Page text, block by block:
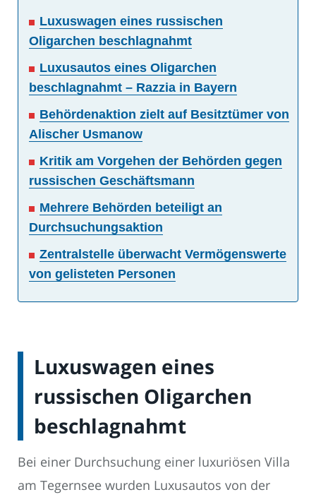
Luxuswagen eines russischen
Oligarchen beschlagnahmt
Luxusautos eines Oligarchen
beschlagnahmt – Razzia in Bayern
Behördenaktion zielt auf Besitztümer von
Alischer Usmanow
Kritik am Vorgehen der Behörden gegen
russischen Geschäftsmann
Mehrere Behörden beteiligt an
Durchsuchungsaktion
Zentralstelle überwacht Vermögenswerte
von gelisteten Personen
Luxuswagen eines
russischen Oligarchen
beschlagnahmt
Bei einer Durchsuchung einer luxuriösen Villa
am Tegernsee wurden Luxusautos von der